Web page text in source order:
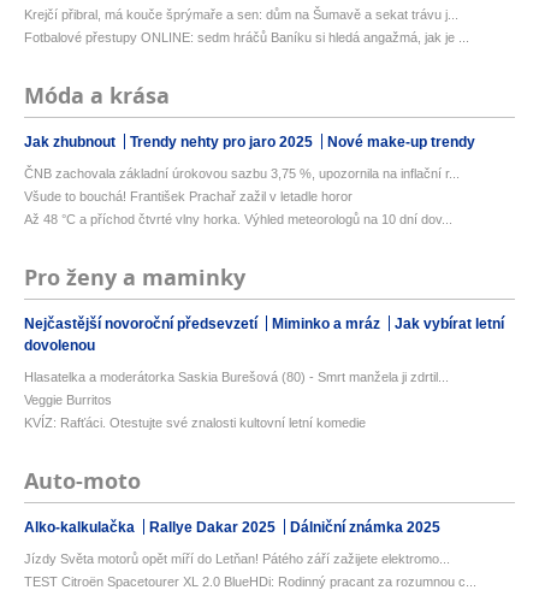
Krejčí přibral, má kouče šprýmaře a sen: dům na Šumavě a sekat trávu j...
Fotbalové přestupy ONLINE: sedm hráčů Baníku si hledá angažmá, jak je ...
Móda a krása
Jak zhubnout Trendy nehty pro jaro 2025 Nové make-up trendy
ČNB zachovala základní úrokovou sazbu 3,75 %, upozornila na inflační r...
Všude to bouchá! František Prachař zažil v letadle horor
Až 48 °C a příchod čtvrté vlny horka. Výhled meteorologů na 10 dní dov...
Pro ženy a maminky
Nejčastější novoroční předsevzetí Miminko a mráz
Jak vybírat letní
dovolenou
Hlasatelka a moderátorka Saskia Burešová (80) - Smrt manžela ji zdrtil...
Veggie Burritos
KVÍZ: Rafťáci. Otestujte své znalosti kultovní letní komedie
Auto-moto
Alko-kalkulačka Rallye Dakar 2025 Dálniční známka 2025
Jízdy Světa motorů opět míří do Letňan! Pátého září zažijete elektromo...
TEST Citroën Spacetourer XL 2.0 BlueHDi: Rodinný pracant za rozumnou c...